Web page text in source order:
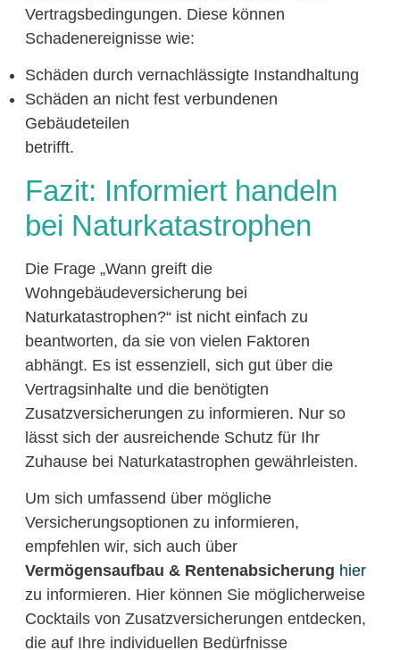
Vertragsbedingungen. Diese können
Schadenereignisse wie:
Schäden durch vernachlässigte Instandhaltung
Schäden an nicht fest verbundenen
Gebäudeteilen
betrifft.
Fazit: Informiert handeln
bei Naturkatastrophen
Die Frage „Wann greift die
Wohngebäudeversicherung bei
Naturkatastrophen?“ ist nicht einfach zu
beantworten, da sie von vielen Faktoren
abhängt. Es ist essenziell, sich gut über die
Vertragsinhalte und die benötigten
Zusatzversicherungen zu informieren. Nur so
lässt sich der ausreichende Schutz für Ihr
Zuhause bei Naturkatastrophen gewährleisten.
Um sich umfassend über mögliche
Versicherungsoptionen zu informieren,
empfehlen wir, sich auch über
Vermögensaufbau & Rentenabsicherung hier
zu informieren. Hier können Sie möglicherweise
Cocktails von Zusatzversicherungen entdecken,
die auf Ihre individuellen Bedürfnisse